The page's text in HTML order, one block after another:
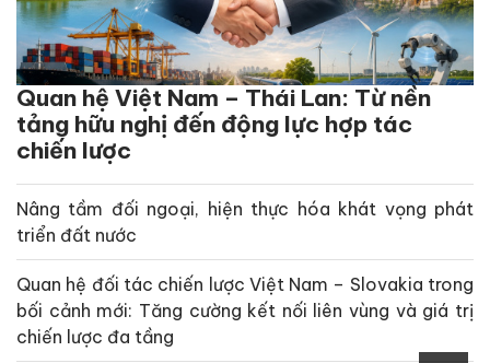
Quan hệ Việt Nam – Thái Lan: Từ nền
tảng hữu nghị đến động lực hợp tác
chiến lược
Nâng tầm đối ngoại, hiện thực hóa khát vọng phát
triển đất nước
Quan hệ đối tác chiến lược Việt Nam – Slovakia trong
bối cảnh mới: Tăng cường kết nối liên vùng và giá trị
chiến lược đa tầng